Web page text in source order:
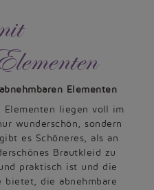
Elementen
Elementen liegen voll im
wunderschön, sondern
es Schöneres, als an
Brautkleid zu
praktisch ist und die
bietet, die abnehmbare